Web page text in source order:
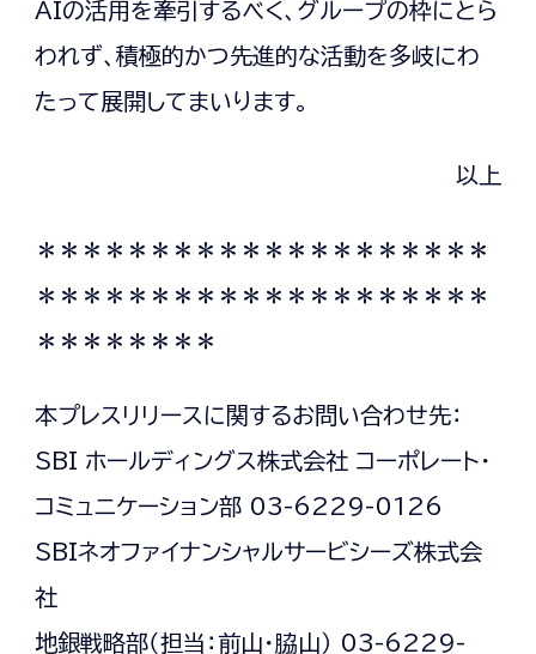
AIの活用を牽引するべく、グループの枠にとら
われず、積極的かつ先進的な活動を多岐にわ
たって展開してまいります。
以上
＊ ＊＊＊＊＊＊＊＊＊＊＊＊＊＊＊＊＊＊＊
＊＊＊＊＊＊＊＊＊＊＊＊＊＊＊＊＊＊＊＊
＊＊＊＊＊＊＊＊
本プレスリリースに関するお問い合わせ先：
SBI ホールディングス株式会社 コーポレート・
コミュニケーション部 03-6229-0126
SBIネオファイナンシャルサービシーズ株式会
社
地銀戦略部（担当：前山・脇山） 03-6229-